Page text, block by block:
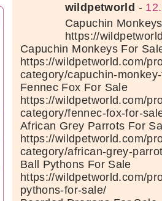
wildpetworld -
Capuchin
https://
Capuchin Monkeys For
https://wildpetworld.com/
category/capuchin-
Fennec Fox For Sale
https://wildpetworld.com/
category/fennec-fox-for-
African Grey Parrots For
https://wildpetworld.com/
category/african-grey-
Ball Pythons For Sale
https://wildpetworld.com/
pythons-for-sale/